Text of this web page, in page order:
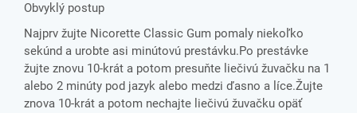
Obvyklý postup
Najprv žujte Nicorette Classic Gum pomaly niekoľko
sekúnd a urobte asi minútovú prestávku.Po prestávke
žujte znovu 10-krát a potom presuňte liečivú žuvačku na 1
alebo 2 minúty pod jazyk alebo medzi ďasno a líce.Žujte
znova 10-krát a potom nechajte liečivú žuvačku opäť